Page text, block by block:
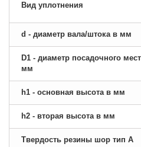
Вид уплотнения
d - диаметр вала/штока в мм
D1 - диаметр посадочного
мм
h1 - основная высота в мм
h2 - вторая высота в мм
Твердость резины шор тип A